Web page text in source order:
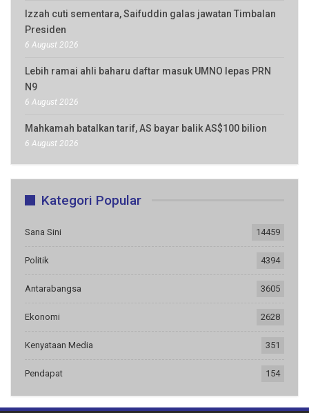
Izzah cuti sementara, Saifuddin galas jawatan Timbalan
Presiden
6 August 2026
Lebih ramai ahli baharu daftar masuk UMNO lepas PRN
N9
6 August 2026
Mahkamah batalkan tarif, AS bayar balik AS$100 bilion
6 August 2026
Kategori Popular
Sana Sini 14459
Politik 4394
Antarabangsa 3605
Ekonomi 2628
Kenyataan Media 351
Pendapat 154